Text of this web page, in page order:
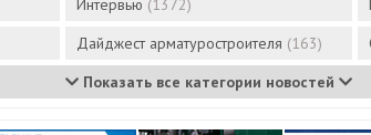
Интервью (1372)
Дайджест арматуростроителя (163)
Показать все категории новостей